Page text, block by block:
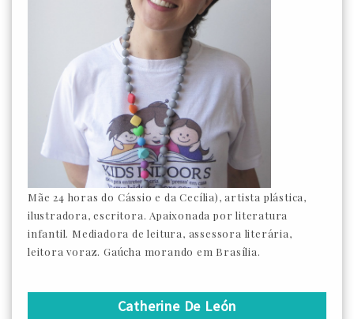
Mãe 24 horas do Cássio e da Cecília), artista plástica,
ilustradora, escritora. Apaixonada por literatura
infantil. Mediadora de leitura, assessora literária,
leitora voraz. Gaúcha morando em Brasília.
Catherine De León